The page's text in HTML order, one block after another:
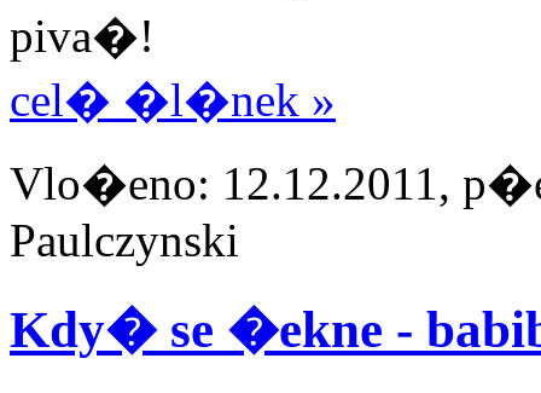
piva�!
cel� �l�nek »
Vlo�eno: 12.12.2011,
Paulczynski
Kdy� se �ekne -